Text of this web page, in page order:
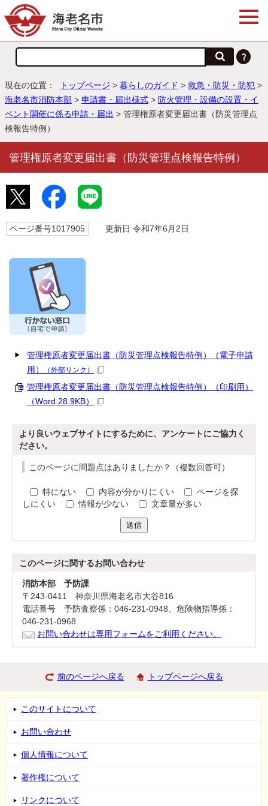
現在の位置： トップページ > 暮らしのガイド > 救急・防災・防犯 >
海老名市消防本部 > 申請書・届出様式 > 防火管理・設備の設置・イ
ベント開催に係る申請・届出 > 管理権原者変更届出書（防災管理点
検報告特例）
管理権原者変更届出書（防災管理点検報告特例）
ページ番号1017905 更新日 令和7年6月2日
管理権原者変更届出書（防災管理点検報告特例）（電子申請
用）
（外部リンク）
管理権原者変更届出書（防災管理点検報告特例）（印刷用）
（Word 28.9KB）
より良いウェブサイトにするために、アンケートにご協力く
ださい。
このページに問題点はありましたか？（複数回答可）
特にない 内容が分かりにくい
ページを探
しにくい
情報が少ない 文章量が多い
送信
このページに関するお問い合わせ
消防本部 予防課
〒243-0411 神奈川県海老名市大谷816
電話番号 予防査察係：046-231-0948、危険物指導係：
046-231-0968
お問い合わせは専用フォームをご利用ください。
前のページへ戻る トップページへ戻る
このサイトについて
お問い合わせ
個人情報について
著作権について
リンクについて